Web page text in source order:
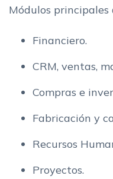
Módulos principales
Financiero.
CRM, ventas,
Compras e
Fabricación y
Recursos
Proyectos.